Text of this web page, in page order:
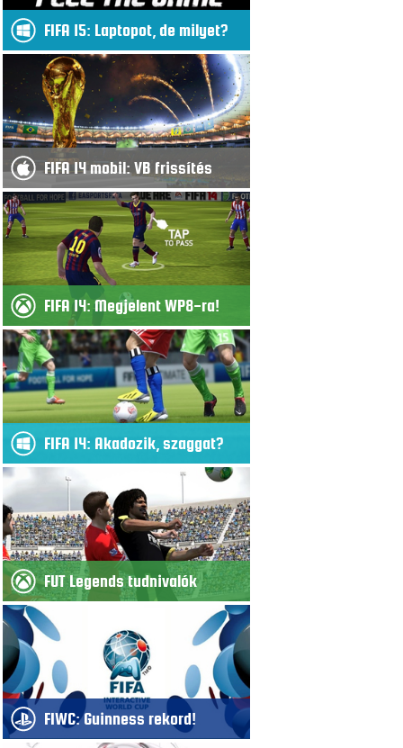
FIFA 15: Laptopot, de milyet?
FIFA 14 mobil: VB frissítés
FIFA 14: Megjelent WP8-ra!
FIFA 14: Akadozik, szaggat?
FUT Legends tudnivalók
FIWC: Guinness rekord!